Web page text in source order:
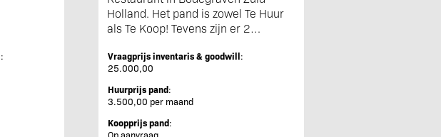
:
als Te Koop! Tevens zijn er 2
bovenwoningen aanwezig
met een huuropbrengst van
€2.O00,00 per maand.
Holland. Het pand is zowel Te Huur
als Te Koop! Tevens zijn er 2
huuropbrengst van €2.O00,00 per
maand.
Vraagprijs inventaris & goodwill:
25.000,00
Huurprijs pand:
3.500,00 per maand
Koopprijs pand:
Op aanvraag